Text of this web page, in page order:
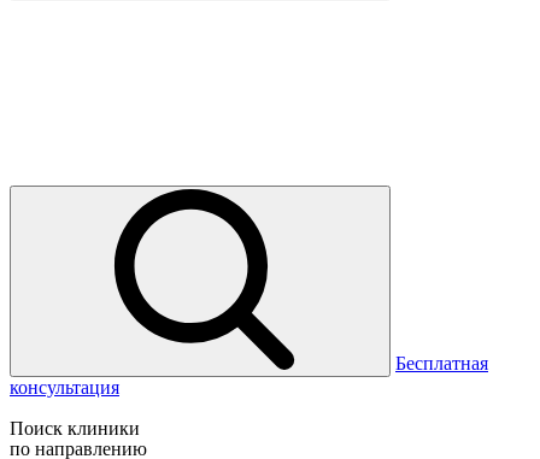
Бесплатная
консультация
Поиск клиники
по направлению